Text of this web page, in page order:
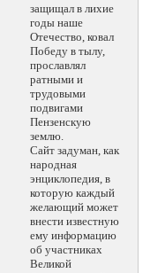
защищал в лихие
годы наше
Отечество, ковал
Победу в тылу,
прославлял
ратными и
трудовыми
подвигами
Пензенскую
землю.
Сайт задуман, как
народная
энциклопедия, в
которую каждый
желающий может
внести известную
ему информацию
об участниках
Великой